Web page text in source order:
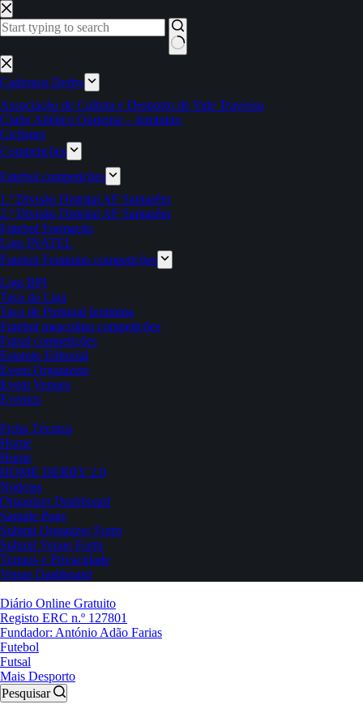
Pular
para
o
Sem
resultados
Cadernos Derby
Associação de Cultura e Desporto de Vale Travesso
Clube Atlético Ouriense – feminino
Ciclismo
Competições
Futebol competições
1.ª Divisão Distrital AF Santarém
2.ª Divisão Distrital AF Santarém
Futebol Formação
Liga INATEL
Futebol Feminino competições
Liga BPI
Taça da Liga
Taça de Portugal feminina
Futebol masculino competições
Futsal competições
Estatuto Editorial
Event Organizers
Event Venues
Eventos
Ficha Técnica
Home
Home
HOME DERBY 2.0
Notícias
Organizer Dashboard
Sample Page
Submit Organizer Form
Submit Venue Form
Termos e Privacidade
Venue Dashboard
Diário Online Gratuito
Registo ERC n.º 127801
Fundador: António Adão Farias
Futebol
Futsal
Mais Desporto
Pesquisar